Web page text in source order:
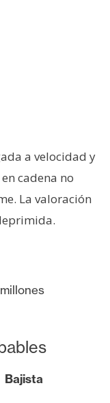
a velocidad y
cadena no
La valoración
Bajista